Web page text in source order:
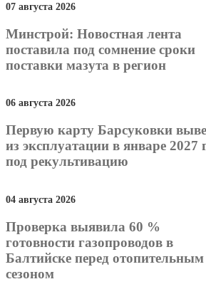
07 августа 2026
Минстрой: Новостная лента
поставила под сомнение сроки
поставки мазута в регион
06 августа 2026
Первую карту Барсуковки
из эксплуатации в январе 2027
под рекультивацию
04 августа 2026
Проверка выявила 60 %
готовности газопроводов в
Балтийске перед отопительным
сезоном